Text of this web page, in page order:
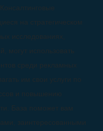
на стратегическом
исследованиях,
могут использовать
среди рекламных
им свои услуги по
и повышению
База поможет вам
заинтересованными